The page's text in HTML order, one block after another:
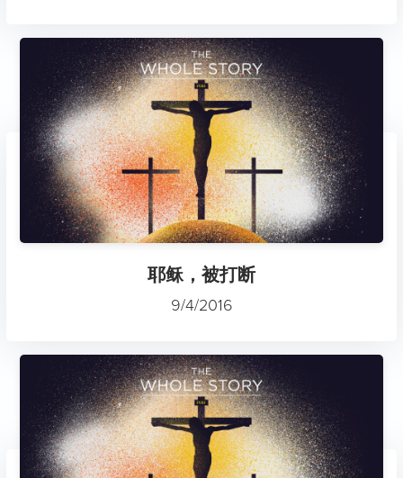
耶稣，被打断
9/4/2016